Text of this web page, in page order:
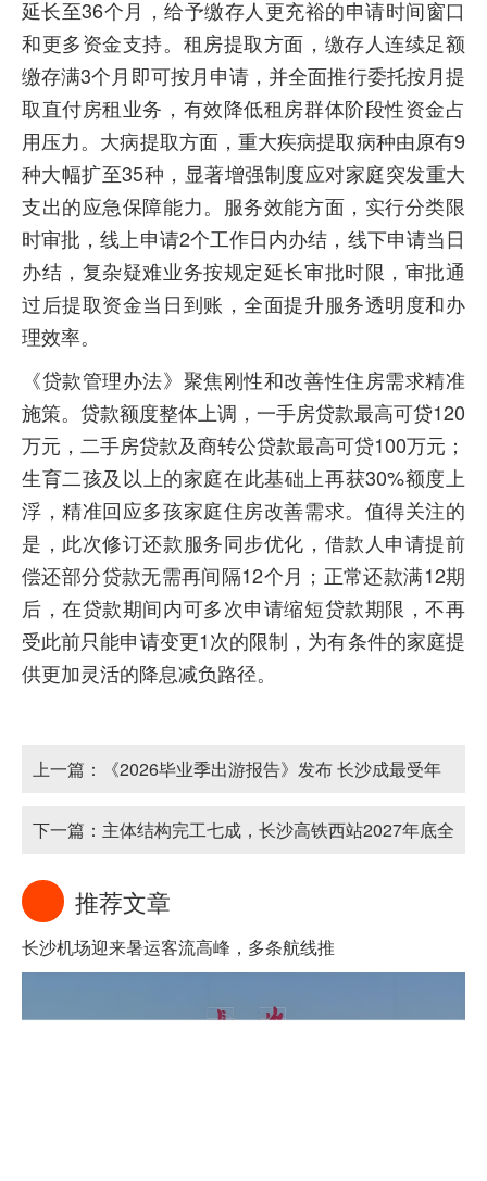
延长至36个月，给予缴存人更充裕的申请时间窗口
和更多资金支持。租房提取方面，缴存人连续足额
缴存满3个月即可按月申请，并全面推行委托按月提
取直付房租业务，有效降低租房群体阶段性资金占
用压力。大病提取方面，重大疾病提取病种由原有9
种大幅扩至35种，显著增强制度应对家庭突发重大
支出的应急保障能力。服务效能方面，实行分类限
时审批，线上申请2个工作日内办结，线下申请当日
办结，复杂疑难业务按规定延长审批时限，审批通
过后提取资金当日到账，全面提升服务透明度和办
理效率。
《贷款管理办法》聚焦刚性和改善性住房需求精准
施策。贷款额度整体上调，一手房贷款最高可贷120
万元，二手房贷款及商转公贷款最高可贷100万元；
生育二孩及以上的家庭在此基础上再获30%额度上
浮，精准回应多孩家庭住房改善需求。值得关注的
是，此次修订还款服务同步优化，借款人申请提前
偿还部分贷款无需再间隔12个月；正常还款满12期
后，在贷款期间内可多次申请缩短贷款期限，不再
受此前只能申请变更1次的限制，为有条件的家庭提
供更加灵活的降息减负路径。
上一篇：
《2026毕业季出游报告》发布 长沙成最受年
轻群体青睐城市之一
下一篇： 主体结构完工七成，长沙高铁西站2027年底全
面建成
推荐文章
长沙机场迎来暑运客流高峰，多条航线推